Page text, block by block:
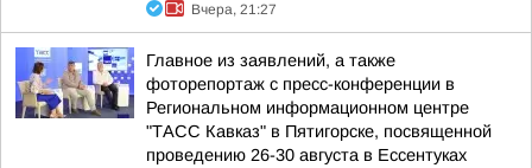
Вчера, 21:27
Главное из заявлений, а также
фоторепортаж с пресс-конференции в
Региональном информационном центре
"ТАСС Кавказ" в Пятигорске, посвященной
проведению 26-30 августа в Ессентуках